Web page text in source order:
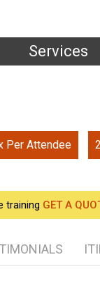
Services
Per Attendee
training GET A